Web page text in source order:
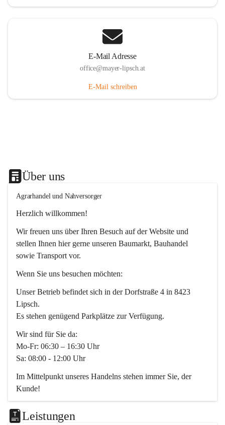
E-Mail Adresse
office@mayer-lipsch.at
E-Mail schreiben
Über uns
Agrarhandel und Nahversorger
Herzlich willkommen!
Wir freuen uns über Ihren Besuch auf der Website und
stellen Ihnen hier gerne unseren Baumarkt, Bauhandel
sowie Transport vor.
Wenn Sie uns besuchen möchten:
Unser Betrieb befindet sich in der Dorfstraße 4 in 8423
Lipsch.
Es stehen genügend Parkplätze zur Verfügung.
Wir sind für Sie da:
Mo-Fr: 06:30 – 16:30 Uhr
Sa: 08:00 - 12:00 Uhr
Im Mittelpunkt unseres Handelns stehen immer Sie, der
Kunde!
Das Team ist freundlich, motiviert und bestens geschult in
den Bereichen
Leistungen